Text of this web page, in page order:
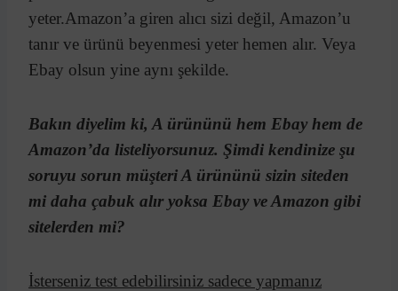
yeter.Amazon’a giren alıcı sizi değil, Amazon’u
tanır ve ürünü beyenmesi yeter hemen alır. Veya
Ebay olsun yine aynı şekilde.
Bakın diyelim ki, A ürününü hem Ebay hem de
Amazon’da listeliyorsunuz. Şimdi kendinize şu
soruyu sorun müşteriA ürününü sizin siteden
mi daha çabuk alır yoksa Ebay ve Amazon gibi
sitelerden mi?
İsterseniz test edebilirsiniz sadece yapmanız